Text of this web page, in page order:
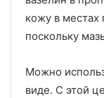
кожу в
поскольку
Можно
виде. С этой